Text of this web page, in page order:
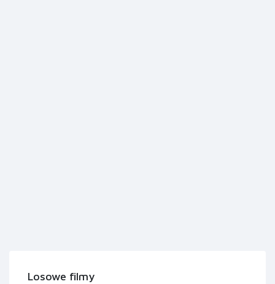
Losowe filmy